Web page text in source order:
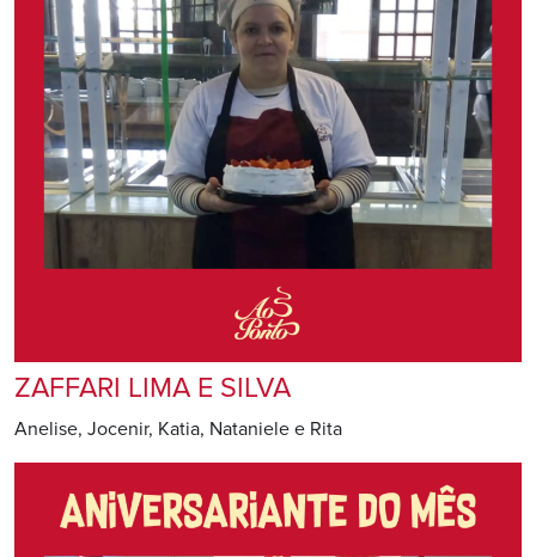
ZAFFARI LIMA E SILVA
Anelise, Jocenir, Katia, Nataniele e Rita